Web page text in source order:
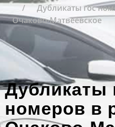
Дубликаты гос
Очаково-Матвеевское
Дубликаты
номеров в